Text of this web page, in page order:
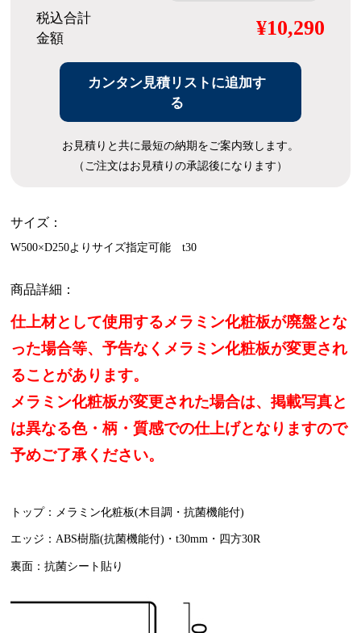
税込合計
金額
¥10,290
カンタン見積リストに追加す
る
お見積りと共に最短の納期をご案内致します。
（ご注文はお見積りの承認後になります）
サイズ：
W500×D250よりサイズ指定可能 t30
商品詳細：
仕上材として使用するメラミン化粧板が廃盤とな
った場合等、予告なくメラミン化粧板が変更され
ることがあります。
メラミン化粧板が変更された場合は、掲載写真と
は異なる色・柄・質感での仕上げとなりますので
予めご了承ください。
トップ：メラミン化粧板(木目調・抗菌機能付)
エッジ：ABS樹脂(抗菌機能付)・t30mm・四方30R
裏面：抗菌シート貼り